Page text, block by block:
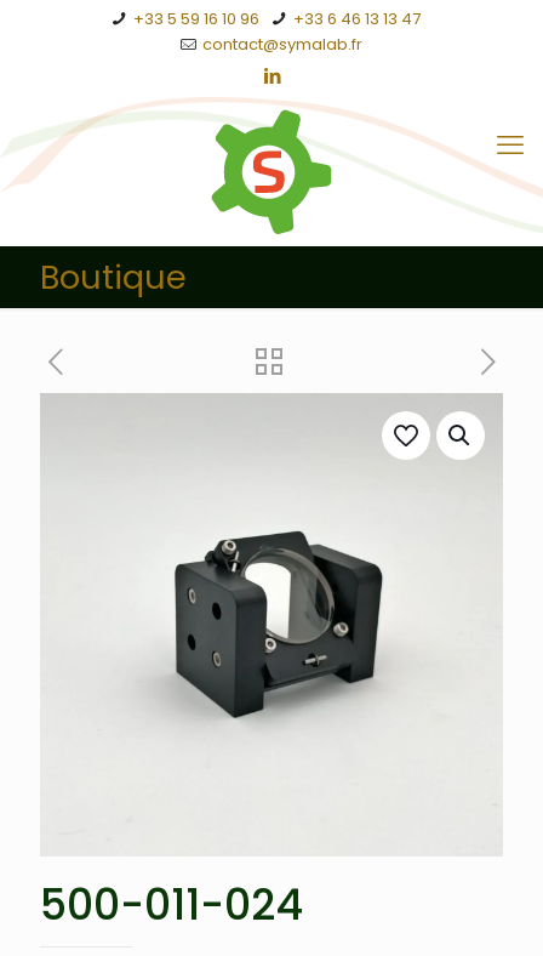
+33 5 59 16 10 96
+33 6 46 13 13 47
contact@symalab.fr
Boutique
500-011-024